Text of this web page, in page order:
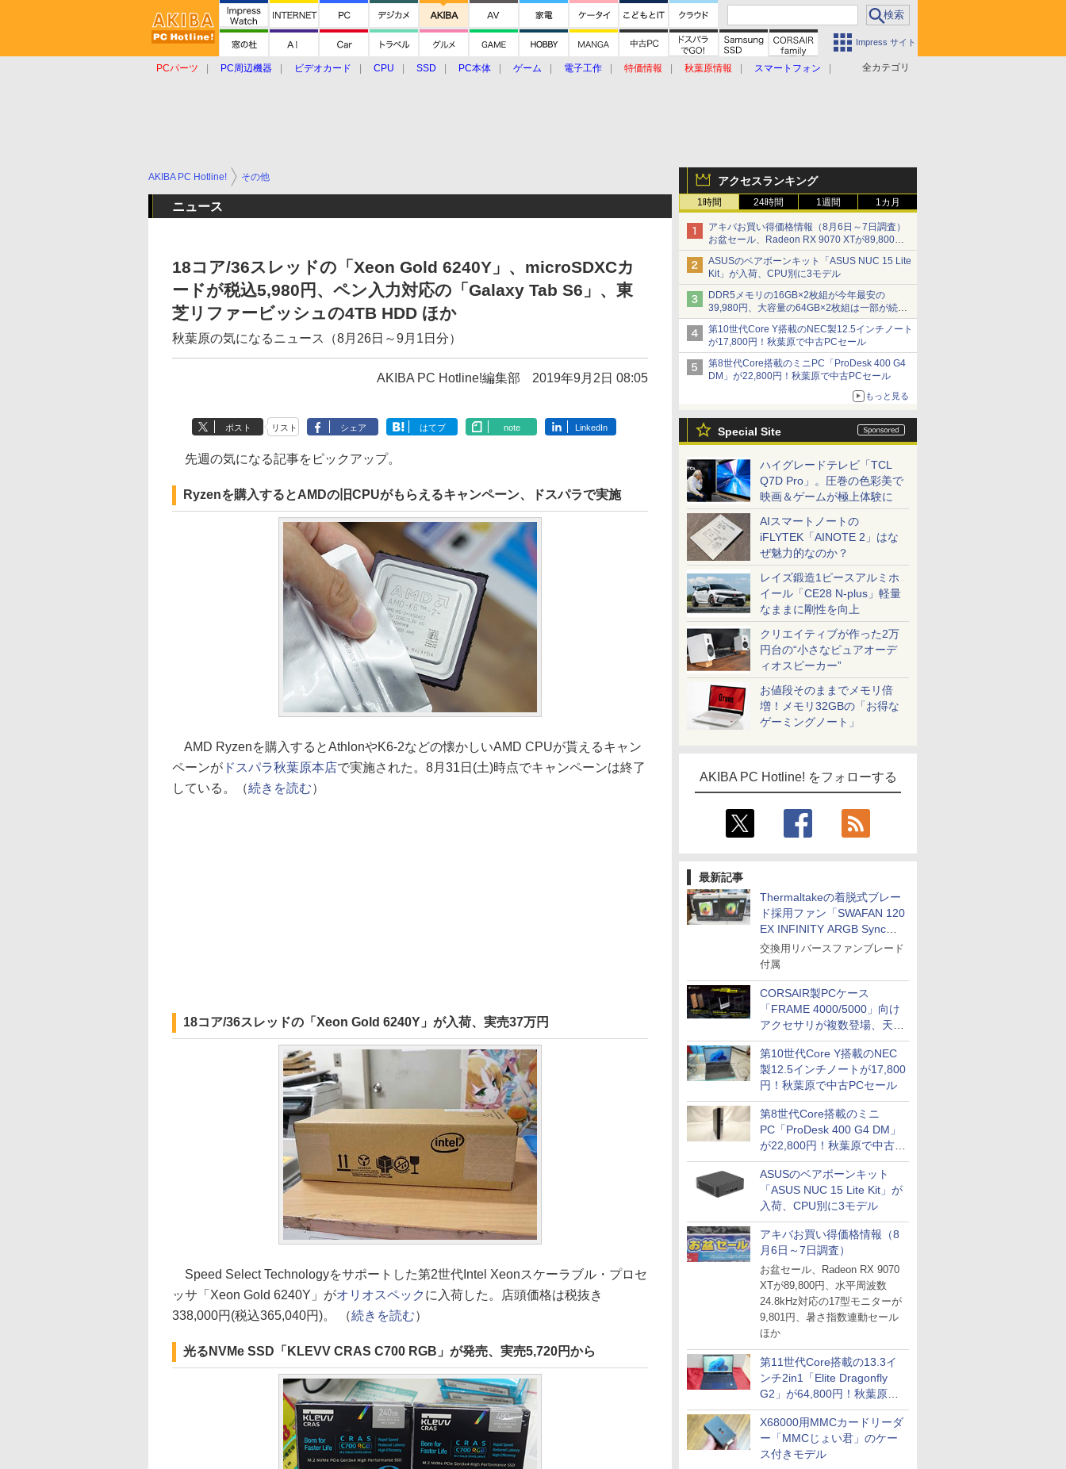
Impress サイト
全カテゴリ
PCパーツ PC周辺機器 ビデオカード CPU SSD PC本体 ゲーム 電子工作 特価情報 秋葉原情報
スマートフォン
アクセスランキング
1時間 24時間 1週間 1カ月
アキバお買い得価格情報（8月6日～7日調査）
お盆セール、Radeon RX 9070 XTが89,800
円、水平周波数24.8kHz対応の17型モニターが
9,801円、暑さ指数連動セール ほか
ASUSのベアボーンキット「ASUS NUC 15 Lite
Kit」が入荷、CPU別に3モデル
DDR5メモリの16GB×2枚組が今年最安の
39,980円、大容量の64GB×2枚組は一部が続騰
[8月前半のメモリ価格]
第10世代Core Y搭載のNEC製12.5インチノート
が17,800円！秋葉原で中古PCセール
第8世代Core搭載のミニPC「ProDesk 400 G4
DM」が22,800円！秋葉原で中古PCセール
もっと見る
Special Site
ハイグレードテレビ「TCL
Q7D Pro」。圧巻の色彩美で
映画＆ゲームが極上体験に
AIスマートノートの
iFLYTEK「AINOTE 2」はな
ぜ魅力的なのか？
レイズ鍛造1ピースアルミホ
イール「CE28 N-plus」軽量
なままに剛性を向上
クリエイティブが作った2万
円台の“小さなピュアオーデ
ィオスピーカー”
お値段そのままでメモリ倍
増！メモリ32GBの「お得な
ゲーミングノート」
AKIBA PC Hotline! をフォローする
最新記事
Thermaltakeの着脱式ブレー
ド採用ファン「SWAFAN 120
EX INFINITY ARGB Sync」
に単品パッケージ
交換用リバースファンブレード
付属
CORSAIR製PCケース
「FRAME 4000/5000」向け
アクセサリが複数登場、天然
木製パネルや背面コネクタ対
応トレイなど
第10世代Core Y搭載のNEC
製12.5インチノートが17,800
円！秋葉原で中古PCセール
第8世代Core搭載のミニ
PC「ProDesk 400 G4 DM」
が22,800円！秋葉原で中古
PCセール
ASUSのベアボーンキット
「ASUS NUC 15 Lite Kit」が
入荷、CPU別に3モデル
アキバお買い得価格情報（8
月6日～7日調査）
お盆セール、Radeon RX 9070
XTが89,800円、水平周波数
24.8kHz対応の17型モニターが
9,801円、暑さ指数連動セール
ほか
第11世代Core搭載の13.3イ
ンチ2in1「Elite Dragonfly
G2」が64,800円！秋葉原で
中古PCセール
X68000用MMCカードリーダ
ー「MMCじょい君」のケー
ス付きモデル
AKIBA PC Hotline! その他
ニュース
18コア/36スレッドの「Xeon Gold 6240Y」、microSDXCカ
ードが税込5,980円、ペン入力対応の「Galaxy Tab S6」、東
芝リファービッシュの4TB HDD ほか
秋葉原の気になるニュース（8月26日～9月1日分）
AKIBA PC Hotline!編集部 2019年9月2日 08:05
ポスト リスト シェア はてブ note LinkedIn
先週の気になる記事をピックアップ。
Ryzenを購入するとAMDの旧CPUがもらえるキャンペーン、ドスパラで実施
AMD Ryzenを購入するとAthlonやK6-2などの懐かしいAMD CPUが貰えるキャン
ペーンが ドスパラ秋葉原本店で実施された。8月31日(土)時点でキャンペーンは終了
している。（続きを読む）
18コア/36スレッドの「Xeon Gold 6240Y」が入荷、実売37万円
Speed Select Technologyをサポートした第2世代Intel Xeonスケーラブル・プロセ
ッサ「Xeon Gold 6240Y」がオリオスペック に入荷した。店頭価格は税抜き
338,000円(税込365,040円)。 （続きを読む）
光るNVMe SSD「KLEVV CRAS C700 RGB」が発売、実売5,720円から